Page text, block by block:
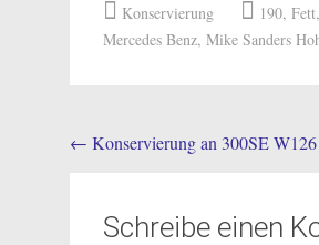
Konservierung 190, Fett,
Mercedes Benz, Mike Sanders
Post
← Konservierung an 300SE W126
Schreibe einen